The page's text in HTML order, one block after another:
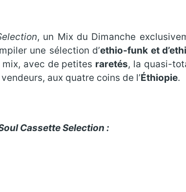
, un Mix du Dimanche
une sélection d’ethio-funk et
mix, avec de petites raretés, la quasi-
aux quatre coins de l’Éthiopie.
Cassette Selection :